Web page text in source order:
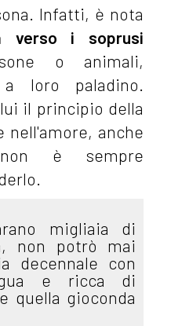
Infatti, è nota
verso i soprusi
o animali,
loro paladino.
il principio della
nell'amore, anche
è sempre
migliaia di
non potrò mai
decennale con
e ricca di
quella gioconda